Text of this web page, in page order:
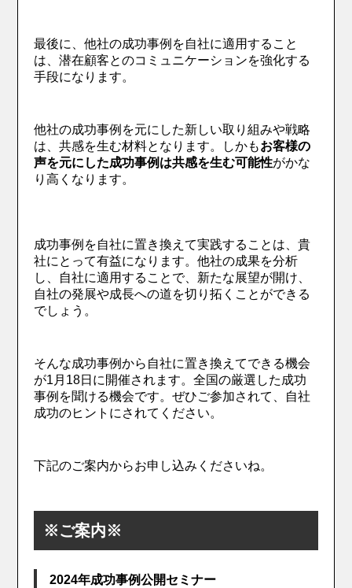
最後に、他社の成功事例を自社に適用すること
は、潜在顧客とのコミュニケーションを強化する
手段になります。
他社の成功事例を元にした新しい取り組みや戦略
は、共感を生む材料となります。しかもお客様の
声を元にした成功事例は共感を生む可能性がかな
り高くなります。
成功事例を自社に置き換えて実践することは、貴
社にとって有益になります。他社の成果を分析
し、自社に適用することで、新たな展望が開け、
自社の発展や成長への道を切り拓くことができる
でしょう。
そんな成功事例から自社に置き換えてできる機会
が1月18日に開催されます。全国の厳選した成功
事例を聞ける機会です。ぜひご参加されて、自社
成功のヒントにされてください。
下記のご案内からお申し込みくださいね。
※ご案内※
2024年成功事例公開セミナー